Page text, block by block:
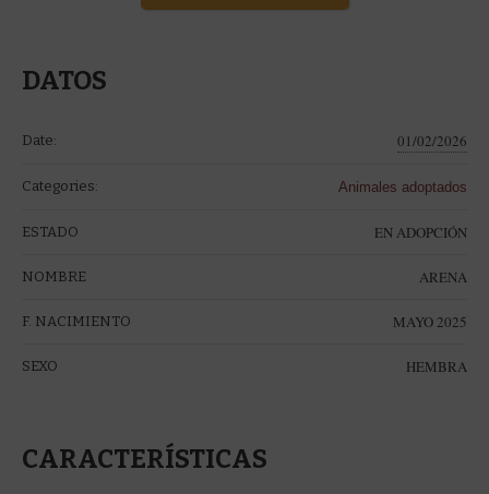
DATOS
Date: 01/02/2026
Categories: Animales adoptados
ESTADO EN ADOPCIÓN
NOMBRE ARENA
F. NACIMIENTO MAYO 2025
SEXO HEMBRA
CARACTERÍSTICAS